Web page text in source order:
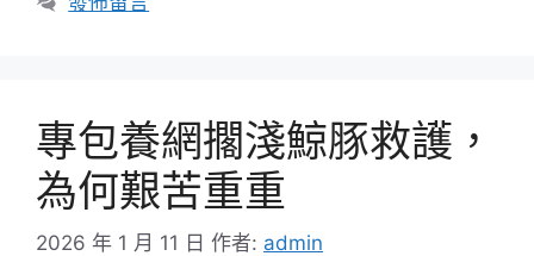
專包養網擱淺鯨豚救護，
為何艱苦重重
2026 年 1 月 11 日 作者: admin